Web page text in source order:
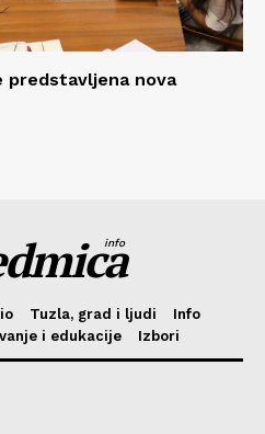
predstavljena nova
info
Tuzla, grad i ljudi
Info
i edukacije Izbori